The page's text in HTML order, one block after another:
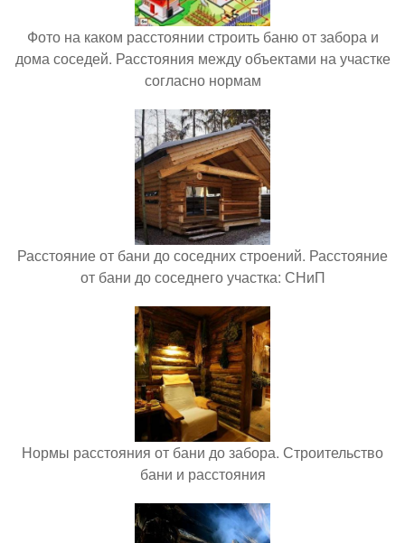
Фото на каком расстоянии строить баню от забора и
дома соседей. Расстояния между объектами на участке
согласно нормам
Расстояние от бани до соседних строений. Расстояние
от бани до соседнего участка: СНиП
Нормы расстояния от бани до забора. Строительство
бани и расстояния